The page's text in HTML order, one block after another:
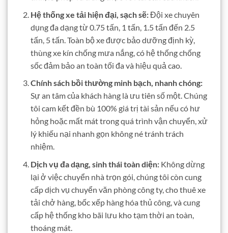
Hệ thống xe tải hiện đại, sạch sẽ:Đội xe chuyên
dụng đa dạng từ 0.75 tấn, 1 tấn, 1.5 tấn đến 2.5
tấn, 5 tấn. Toàn bộ xe được bảo dưỡng định kỳ,
thùng xe kín chống mưa nắng, có hệ thống chống
sốc đảm bảo an toàn tối đa và hiệu quả cao.
Chính sách bồi thường minh bạch, nhanh chóng:
Sự an tâm của khách hàng là ưu tiên số một. Chúng
tôi cam kết đền bù 100% giá trị tài sản nếu có hư
hỏng hoặc mất mát trong quá trình vận chuyển, xử
lý khiếu nại nhanh gọn không né tránh trách
nhiệm.
Dịch vụ đa dạng, sinh thái toàn diện:Không dừng
lại ở việc chuyển nhà trọn gói, chúng tôi còn cung
cấp dịch vụ chuyển văn phòng công ty, cho thuê xe
tải chở hàng, bốc xếp hàng hóa thủ công, và cung
cấp hệ thống kho bãi lưu kho tạm thời an toàn,
thoáng mát.